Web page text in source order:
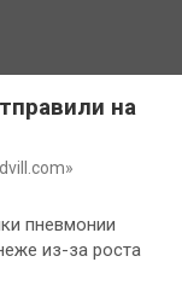
на
пневмонии
из-за роста